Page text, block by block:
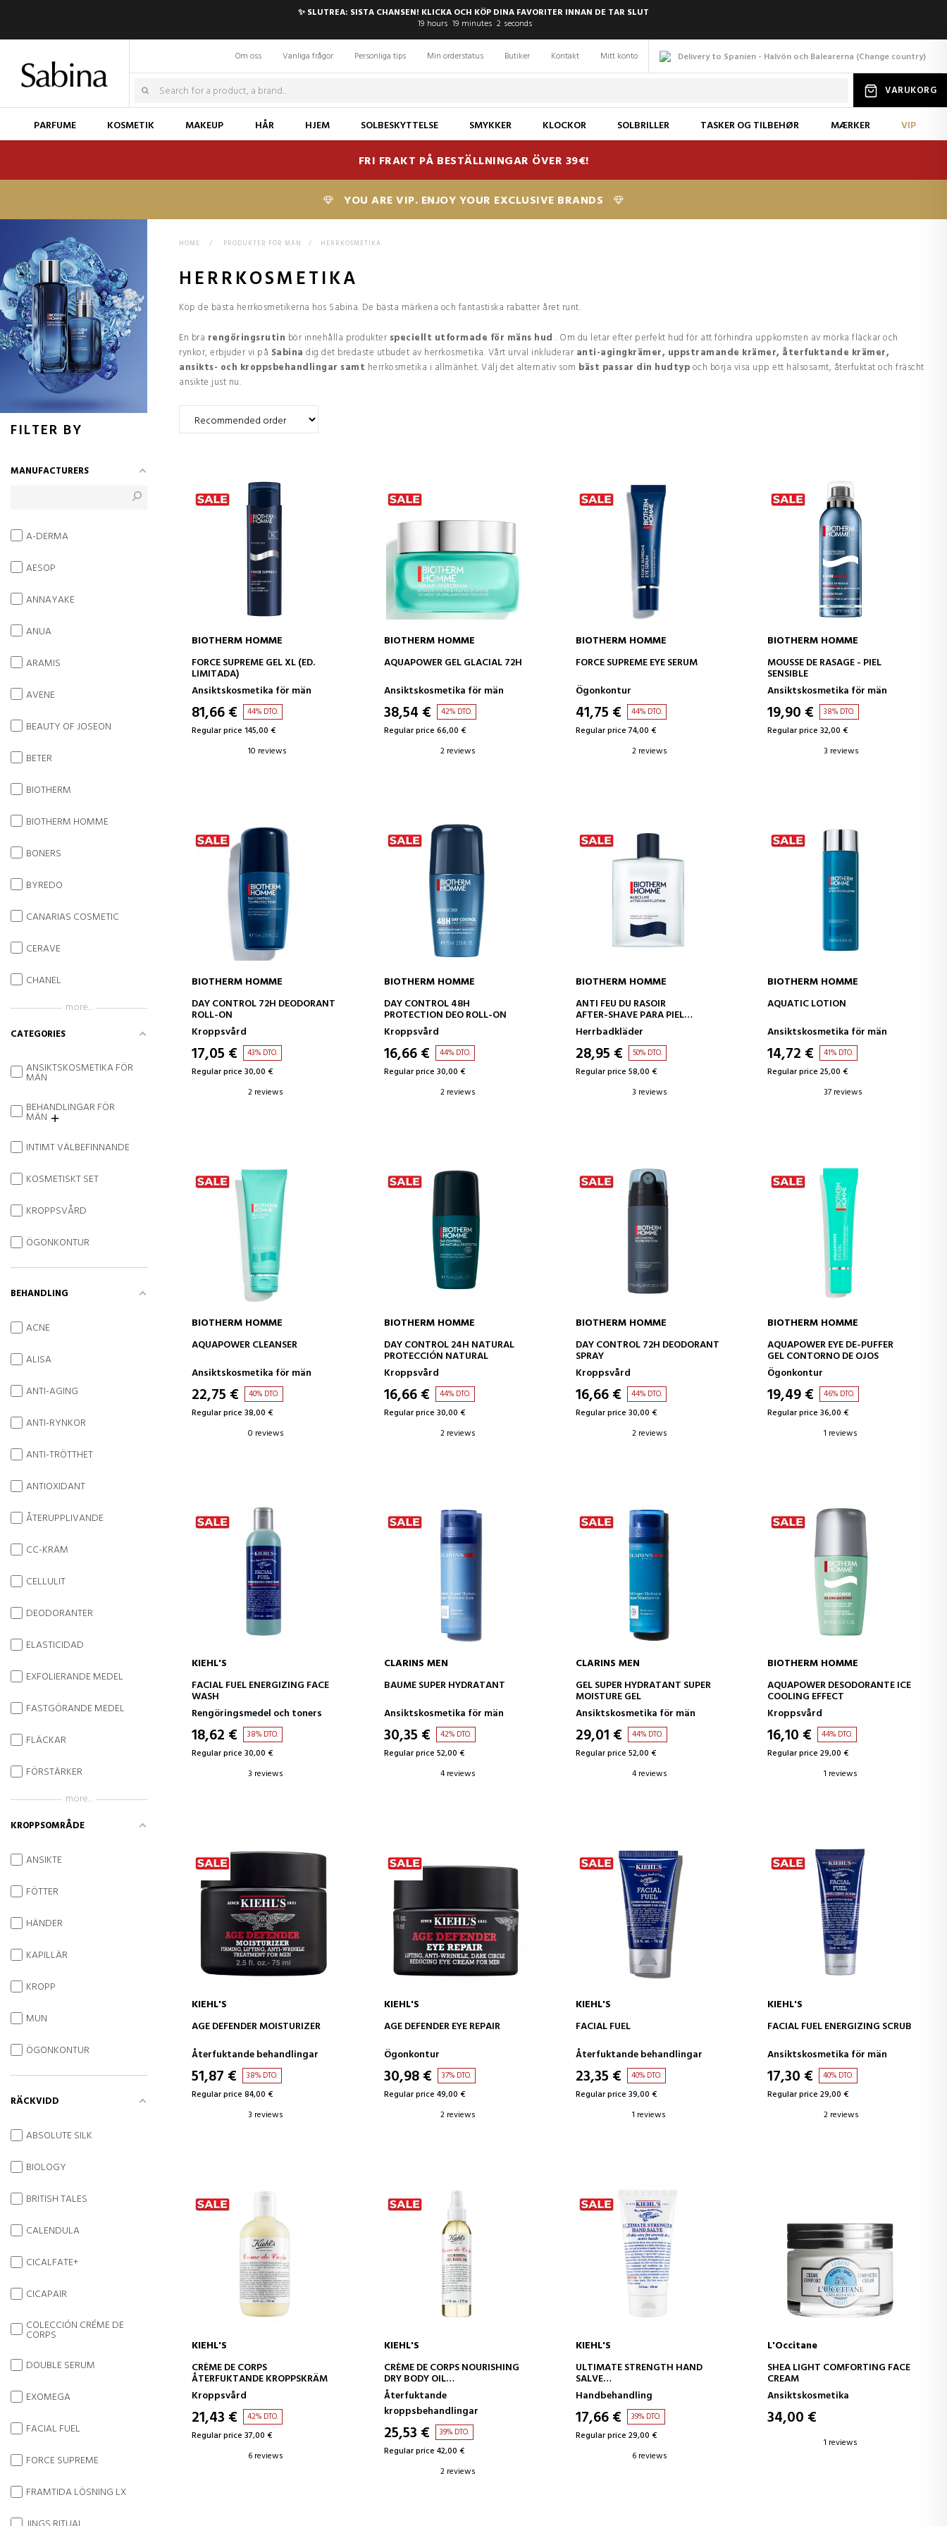
✨ SLUTREA: SISTA CHANSEN! KLICKA OCH KÖP DINA FAVORITER INNAN DE TAR SLUT
19 hours 19 minutes 1 second
Delivery to Spanien - Halvön och Balearerna (Change country)
Om oss Vanliga frågor Personliga tips Min orderstatus Butiker Kontakt Mitt konto
VARUKORG
PARFUME KOSMETIK MAKEUP HÅR HJEM SOLBESKYTTELSE SMYKKER KLOCKOR SOLBRILLER TASKER OG TILBEHØR MÆRKER VIP
FRI FRAKT PÅ BESTÄLLNINGAR ÖVER 39€!
YOU ARE VIP. ENJOY YOUR EXCLUSIVE BRANDS
HOME > PRODUKTER FÖR MÄN > HERRKOSMETIKA
HERRKOSMETIKA
Köp de bästa herrkosmetikerna hos Sabina. De bästa märkena och fantastiska rabatter året runt.
En bra rengöringsrutin bör innehålla produkter speciellt utformade för mäns hud . Om du letar efter perfekt hud för att förhindra uppkomsten av mörka fläckar och
rynkor, erbjuder vi på Sabina dig det bredaste utbudet av herrkosmetika. Vårt urval inkluderar anti-agingkrämer, uppstramande krämer, återfuktande krämer,
ansikts- och kroppsbehandlingar samt herrkosmetika i allmänhet. Välj det alternativ som bäst passar din hudtypoch börja visa upp ett hälsosamt, återfuktat och fräscht
ansikte just nu.
ADD TO CART
BIOTHERM HOMME
FORCE SUPREME GEL XL (ED.
LIMITADA)
Ansiktskosmetika för män
81,66 € 44% DTO.
Regular price 145,00 €
10 reviews
ADD TO CART
BIOTHERM HOMME
AQUAPOWER GEL GLACIAL 72H
Ansiktskosmetika för män
38,54 € 42% DTO.
Regular price 66,00 €
2 reviews
ADD TO CART
BIOTHERM HOMME
FORCE SUPREME EYE SERUM
Ögonkontur
41,75 € 44% DTO.
Regular price 74,00 €
2 reviews
ADD TO CART
BIOTHERM HOMME
MOUSSE DE RASAGE - PIEL
SENSIBLE
Ansiktskosmetika för män
19,90 € 38% DTO.
Regular price 32,00 €
3 reviews
ADD TO CART
BIOTHERM HOMME
DAY CONTROL 72H DEODORANT
ROLL-ON
Kroppsvård
17,05 € 43% DTO.
Regular price 30,00 €
2 reviews
ADD TO CART
BIOTHERM HOMME
DAY CONTROL 48H
PROTECTION DEO ROLL-ON
Kroppsvård
16,66 € 44% DTO.
Regular price 30,00 €
2 reviews
ADD TO CART
BIOTHERM HOMME
ANTI FEU DU RASOIR
AFTER-SHAVE PARA PIEL
NORMAL
Herrbadkläder
28,95 € 50% DTO.
Regular price 58,00 €
3 reviews
ADD TO CART
BIOTHERM HOMME
AQUATIC LOTION
Ansiktskosmetika för män
14,72 € 41% DTO.
Regular price 25,00 €
37 reviews
ADD TO CART
BIOTHERM HOMME
AQUAPOWER CLEANSER
Ansiktskosmetika för män
22,75 € 40% DTO.
Regular price 38,00 €
0 reviews
ADD TO CART
BIOTHERM HOMME
DAY CONTROL 24H NATURAL
PROTECCIÓN NATURAL
Kroppsvård
16,66 € 44% DTO.
Regular price 30,00 €
2 reviews
ADD TO CART
BIOTHERM HOMME
DAY CONTROL 72H DEODORANT
SPRAY
Kroppsvård
16,66 € 44% DTO.
Regular price 30,00 €
2 reviews
ADD TO CART
BIOTHERM HOMME
AQUAPOWER EYE DE-PUFFER
GEL CONTORNO DE OJOS
Ögonkontur
19,49 € 46% DTO.
Regular price 36,00 €
1 reviews
ADD TO CART
KIEHL'S
FACIAL FUEL ENERGIZING FACE
WASH
Rengöringsmedel och toners
18,62 € 38% DTO.
Regular price 30,00 €
3 reviews
ADD TO CART
CLARINS MEN
BAUME SUPER HYDRATANT
Ansiktskosmetika för män
30,35 € 42% DTO.
Regular price 52,00 €
4 reviews
ADD TO CART
CLARINS MEN
GEL SUPER HYDRATANT SUPER
MOISTURE GEL
Ansiktskosmetika för män
29,01 € 44% DTO.
Regular price 52,00 €
4 reviews
ADD TO CART
BIOTHERM HOMME
AQUAPOWER DESODORANTE ICE
COOLING EFFECT
Kroppsvård
16,10 € 44% DTO.
Regular price 29,00 €
1 reviews
ADD TO CART
KIEHL'S
AGE DEFENDER MOISTURIZER
Återfuktande behandlingar
51,87 € 38% DTO.
Regular price 84,00 €
3 reviews
ADD TO CART
KIEHL'S
AGE DEFENDER EYE REPAIR
Ögonkontur
30,98 € 37% DTO.
Regular price 49,00 €
2 reviews
ADD TO CART
KIEHL'S
FACIAL FUEL
Återfuktande behandlingar
23,35 € 40% DTO.
Regular price 39,00 €
1 reviews
ADD TO CART
KIEHL'S
FACIAL FUEL ENERGIZING SCRUB
Ansiktskosmetika för män
17,30 € 40% DTO.
Regular price 29,00 €
2 reviews
ADD TO CART
KIEHL'S
CRÈME DE CORPS
ÅTERFUKTANDE KROPPSKRÄM
Kroppsvård
21,43 € 42% DTO.
Regular price 37,00 €
6 reviews
ADD TO CART
KIEHL'S
CRÈME DE CORPS NOURISHING
DRY BODY OIL
TRATAMIENTO CORPORAL
HIDRATANTE
Återfuktande
kroppsbehandlingar
25,53 € 39% DTO.
Regular price 42,00 €
2 reviews
ADD TO CART
KIEHL'S
ULTIMATE STRENGTH HAND
SALVE
CREMA DE MANOS REPARADORA
Handbehandling
17,66 € 39% DTO.
Regular price 29,00 €
6 reviews
ADD TO CART
L'Occitane
SHEA LIGHT COMFORTING FACE
CREAM
Ansiktskosmetika
34,00 €
1 reviews
FILTER BY
MANUFACTURERS
A-DERMA
AESOP
ANNAYAKE
ANUA
ARAMIS
AVENE
BEAUTY OF JOSEON
BETER
BIOTHERM
BIOTHERM HOMME
BONERS
BYREDO
CANARIAS COSMETIC
CERAVE
CHANEL
more...
CATEGORIES
ANSIKTSKOSMETIKA FÖR
MÄN
BEHANDLINGAR FÖR
MÄN
INTIMT VÄLBEFINNANDE
KOSMETISKT SET
KROPPSVÅRD
ÖGONKONTUR
BEHANDLING
ACNE
ALISA
ANTI-AGING
ANTI-RYNKOR
ANTI-TRÖTTHET
ANTIOXIDANT
ÅTERUPPLIVANDE
CC-KRÄM
CELLULIT
DEODORANTER
ELASTICIDAD
EXFOLIERANDE MEDEL
FASTGÖRANDE MEDEL
FLÄCKAR
FÖRSTÄRKER
more...
KROPPSOMRÅDE
ANSIKTE
FÖTTER
HÄNDER
KAPILLÄR
KROPP
MUN
ÖGONKONTUR
RÄCKVIDD
ABSOLUTE SILK
BIOLOGY
BRITISH TALES
CALENDULA
CICALFATE+
CICAPAIR
COLECCIÓN CRÉME DE
CORPS
DOUBLE SERUM
EXOMEGA
FACIAL FUEL
FORCE SUPREME
FRAMTIDA LÖSNING LX